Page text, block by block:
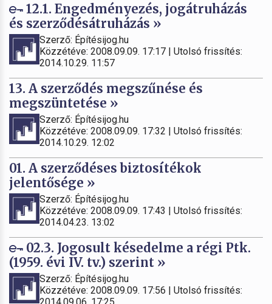
12.1. Engedményezés, jogátruházás
és szerződésátruházás »
Szerző: Építésijog.hu
Közzétéve: 2008.09.09. 17:17 | Utolsó frissítés:
2014.10.29. 11:57
13. A szerződés megszűnése és
megszüntetése »
Szerző: Építésijog.hu
Közzétéve: 2008.09.09. 17:32 | Utolsó frissítés:
2014.10.29. 12:02
01. A szerződéses biztosítékok
jelentősége »
Szerző: Építésijog.hu
Közzétéve: 2008.09.09. 17:43 | Utolsó frissítés:
2014.04.23. 13:02
02.3. Jogosult késedelme a régi Ptk.
(1959. évi IV. tv.) szerint »
Szerző: Építésijog.hu
Közzétéve: 2008.09.09. 17:56 | Utolsó frissítés:
2014.09.06. 17:25